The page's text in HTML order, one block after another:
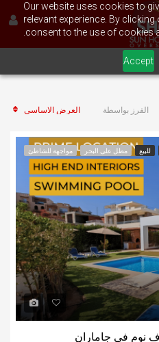
Our website uses cookies to
relevant experience. By
consent to the use of cookies
Accept
الفرز بواسطة العرض الاساسي
للبيع مطل على البحر مواجهة للشاطئ
نوم في جاماران